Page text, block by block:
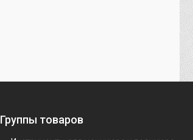
Группы товаров